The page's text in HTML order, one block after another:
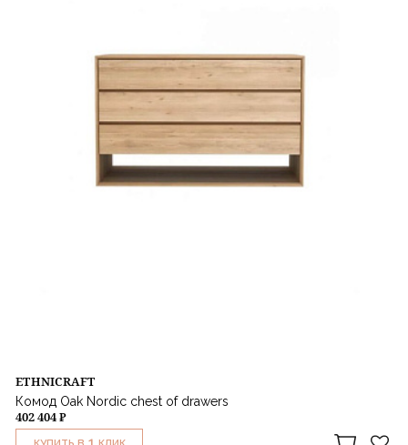
ETHNICRAFT
Комод Oak Nordic chest of drawers
402 404 ₽